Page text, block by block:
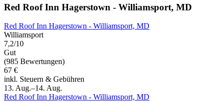
Red Roof Inn Hagerstown - Williamsport, MD
Red Roof Inn Hagerstown - Williamsport, MD
Williamsport
7,2/10
Gut
(985 Bewertungen)
67 €
inkl. Steuern & Gebühren
13. Aug.–14. Aug.
Red Roof Inn Hagerstown - Williamsport, MD